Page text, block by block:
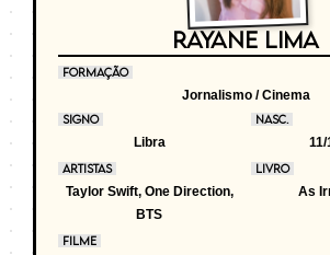
RAYANE LIMA
FORMAÇÃO
Jornalismo / Cinema
SIGNO
Libra
NASC.
ARTISTAS
Taylor Swift, One Direction,
BTS
LIVRO
As
FILME